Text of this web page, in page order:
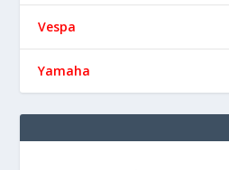
Vespa
Yamaha